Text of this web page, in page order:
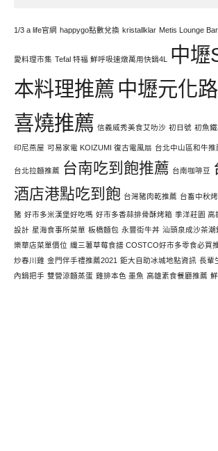
1/3 a life官網 happygo點數兌換 kristallklar Metis Lounge Bar
愛料理市集 Tefal 特福 鮮呼吸速燉萬用快鍋4L
中壢
本料理推薦 中壢元化
喜燒推薦 信義威秀美食艾叻沙 初日號 初魚
印尼燕屋 可易家電 KOIZUMI 復古電風扇 台北中山區和牛推
台北拉麵推薦 台南吃到飽推薦 台南咖啡豆
酒店港點吃到飽 台灣豬肉乾推薦 台畜中秋
豬 好市多米漢堡好吃嗎 好市多香蒜排骨酥烤箱 季洋莊園 高
設計 星海食事所菜單 板橋麵包 永豐街牛丼 汕頭泉成沙茶潮
樂華店菜單價位 纖三薯草莓食譜 COSTCO好市多零食必買
炒春川雞 金門伴手禮推薦2021 鉅大自助冰城地點資訊 長輩
內鍋把手 雙營涼麵蒸蛋 雞排本色 墨魚 高雄素食餐廳推薦